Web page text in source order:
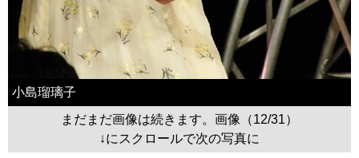
小島瑠璃子
まだまだ画像は続きます。画像（12/31）
↓にスクロールで次の写真に